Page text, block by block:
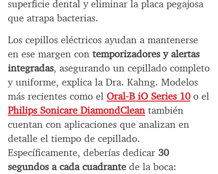
superficie dental y eliminar la placa pegajosa
que atrapa bacterias.
Los cepillos eléctricos ayudan a mantenerse
en ese margen con temporizadores y alertas
integradas, asegurando un cepillado completo
y uniforme, explica la Dra. Kahng. Modelos
más recientes como el Oral-B iO Series 10o el
Philips Sonicare DiamondCleantambién
cuentan con aplicaciones que analizan en
detalle el tiempo de cepillado.
Específicamente, deberías dedicar 30
segundos a cada cuadrante de la boca: